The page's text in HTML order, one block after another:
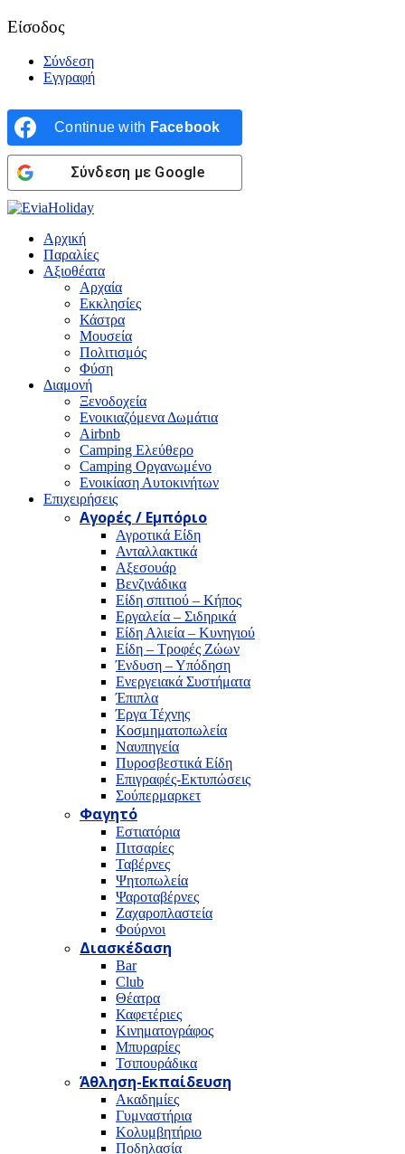
Είσοδος
Σύνδεση
Εγγραφή
Continue with Facebook
Σύνδεση με Google
Αρχική
Παραλίες
Αξιοθέατα
Αρχαία
Εκκλησίες
Κάστρα
Μουσεία
Πολιτισμός
Φύση
Διαμονή
Ξενοδοχεία
Ενοικιαζόμενα Δωμάτια
Airbnb
Camping Ελεύθερο
Camping Οργανωμένο
Ενοικίαση Αυτοκινήτων
Επιχειρήσεις
Αγορές / Εμπόριο
Αγροτικά Είδη
Ανταλλακτικά
Αξεσουάρ
Βενζινάδικα
Είδη σπιτιού – Κήπος
Εργαλεία – Σιδηρικά
Είδη Αλιεία – Κυνηγιού
Είδη – Τροφές Ζώων
Ένδυση – Υπόδηση
Ενεργειακά Συστήματα
Έπιπλα
Έργα Τέχνης
Κοσμηματοπωλεία
Ναυπηγεία
Πυροσβεστικά Είδη
Επιγραφές-Εκτυπώσεις
Σούπερμαρκετ
Φαγητό
Εστιατόρια
Πιτσαρίες
Ταβέρνες
Ψητοπωλεία
Ψαροταβέρνες
Ζαχαροπλαστεία
Φούρνοι
Διασκέδαση
Bar
Club
Θέατρα
Καφετέριες
Κινηματογράφος
Μπυραρίες
Τσιπουράδικα
Άθληση-Εκπαίδευση
Ακαδημίες
Γυμναστήρια
Κολυμβητήριο
Ποδηλασία